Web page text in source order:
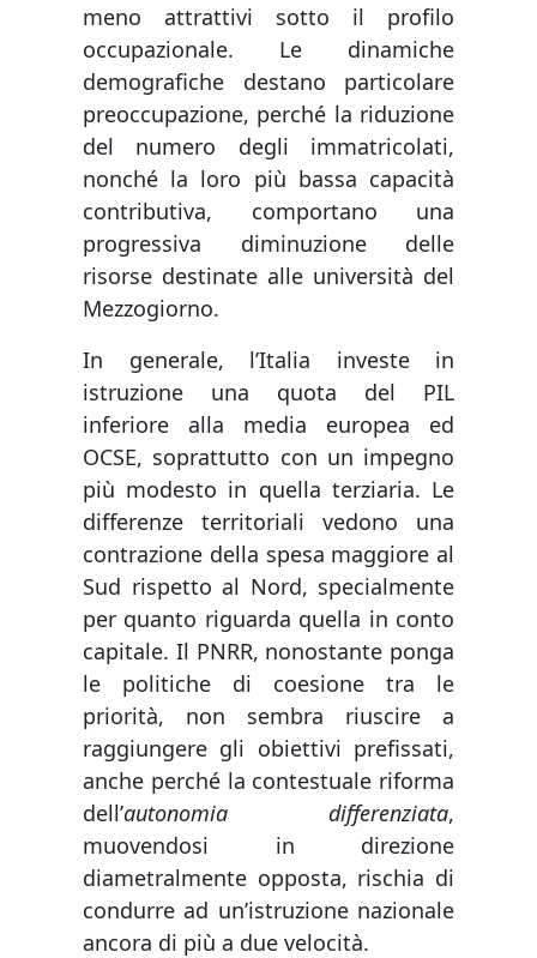
meno attrattivi sotto il profilo
occupazionale. Le dinamiche
demografiche destano particolare
preoccupazione, perché la riduzione
del numero degli immatricolati,
nonché la loro più bassa capacità
contributiva, comportano una
progressiva diminuzione delle
risorse destinate alle università del
Mezzogiorno.
In generale, l’Italia investe in
istruzione una quota del PIL
inferiore alla media europea ed
OCSE, soprattutto con un impegno
più modesto in quella terziaria. Le
differenze territoriali vedono una
contrazione della spesa maggiore al
Sud rispetto al Nord, specialmente
per quanto riguarda quella in conto
capitale. Il PNRR, nonostante ponga
le politiche di coesione tra le
priorità, non sembra riuscire a
raggiungere gli obiettivi prefissati,
anche perché la contestuale riforma
dell’autonomia differenziata,
muovendosi in direzione
diametralmente opposta, rischia di
condurre ad un’istruzione nazionale
ancora di più a due velocità.